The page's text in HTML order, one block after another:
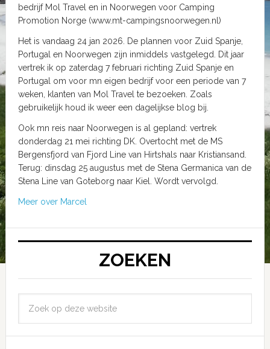
bedrijf Mol Travel en in Noorwegen voor Camping
Promotion Norge (www.mt-campingsnoorwegen.nl)
Het is vandaag 24 jan 2026. De plannen voor Zuid Spanje,
Portugal en Noorwegen zijn inmiddels vastgelegd. Dit jaar
vertrek ik op zaterdag 7 februari richting Zuid Spanje en
Portugal om voor mn eigen bedrijf voor een periode van 7
weken, klanten van Mol Travel te bezoeken. Zoals
gebruikelijk houd ik weer een dagelijkse blog bij.
Ook mn reis naar Noorwegen is al gepland: vertrek
donderdag 21 mei richting DK. Overtocht met de MS
Bergensfjord van Fjord Line van Hirtshals naar Kristiansand.
Terug: dinsdag 25 augustus met de Stena Germanica van de
Stena Line van Goteborg naar Kiel. Wordt vervolgd.
Meer over Marcel
ZOEKEN